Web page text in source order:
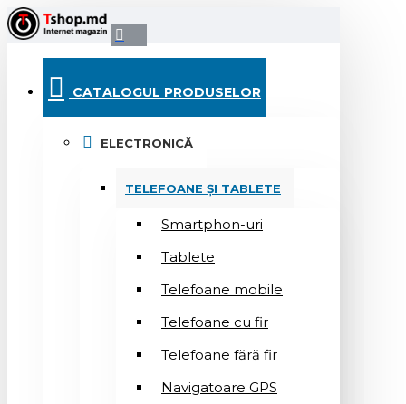
CATALOGUL PRODUSELOR
ELECTRONICĂ
TELEFOANE ȘI TABLETE
Smartphon-uri
Tablete
Telefoane mobile
Telefoane cu fir
Telefoane fără fir
Navigatoare GPS